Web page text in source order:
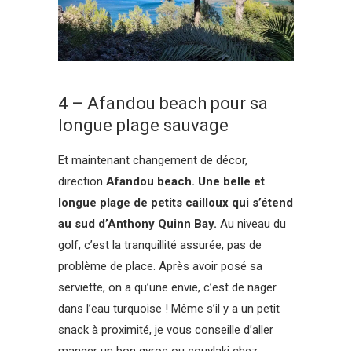
4 – Afandou beach pour sa
longue plage sauvage
Et maintenant changement de décor,
direction Afandou beach. Une belle et
longue plage de petits cailloux qui s’étend
au sud d’Anthony Quinn Bay. Au niveau du
golf, c’est la tranquillité assurée, pas de
problème de place. Après avoir posé sa
serviette, on a qu’une envie, c’est de nager
dans l’eau turquoise ! Même s’il y a un petit
snack à proximité, je vous conseille d’aller